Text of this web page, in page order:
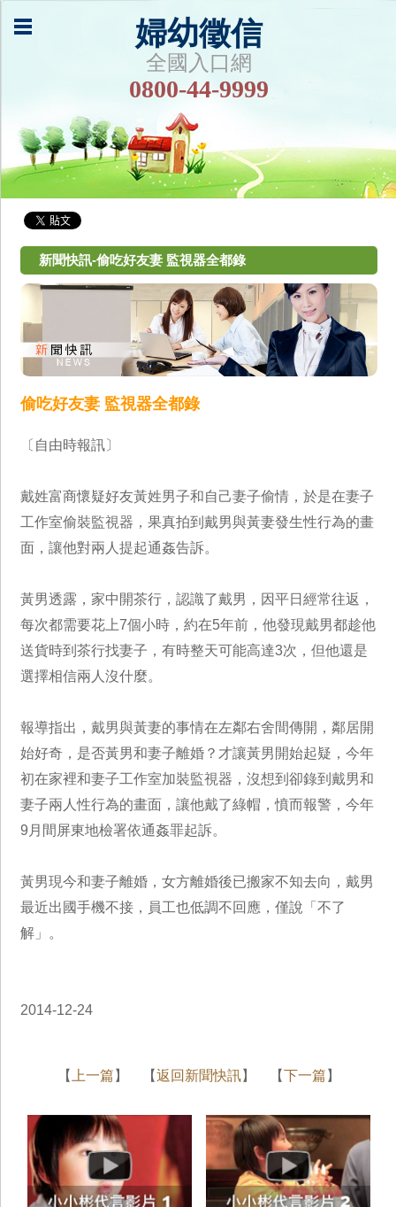
婦幼徵信
全國入口網
0800-44-9999
新聞快訊-偷吃好友妻 監視器全都錄
偷吃好友妻 監視器全都錄
〔自由時報訊〕
戴姓富商懷疑好友黃姓男子和自己妻子偷情，於是在妻子
工作室偷裝監視器，果真拍到戴男與黃妻發生性行為的畫
面，讓他對兩人提起通姦告訴。
黃男透露，家中開茶行，認識了戴男，因平日經常往返，
每次都需要花上7個小時，約在5年前，他發現戴男都趁他
送貨時到茶行找妻子，有時整天可能高達3次，但他還是
選擇相信兩人沒什麼。
報導指出，戴男與黃妻的事情在左鄰右舍間傳開，鄰居開
始好奇，是否黃男和妻子離婚？才讓黃男開始起疑，今年
初在家裡和妻子工作室加裝監視器，沒想到卻錄到戴男和
妻子兩人性行為的畫面，讓他戴了綠帽，憤而報警，今年
9月間屏東地檢署依通姦罪起訴。
黃男現今和妻子離婚，女方離婚後已搬家不知去向，戴男
最近出國手機不接，員工也低調不回應，僅說「不了
解」。
2014-12-24
【 上一篇 】 【返回新聞快訊】 【下一篇 】